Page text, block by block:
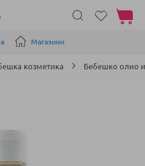
Магазини
Моята
козметика Бебешко олио